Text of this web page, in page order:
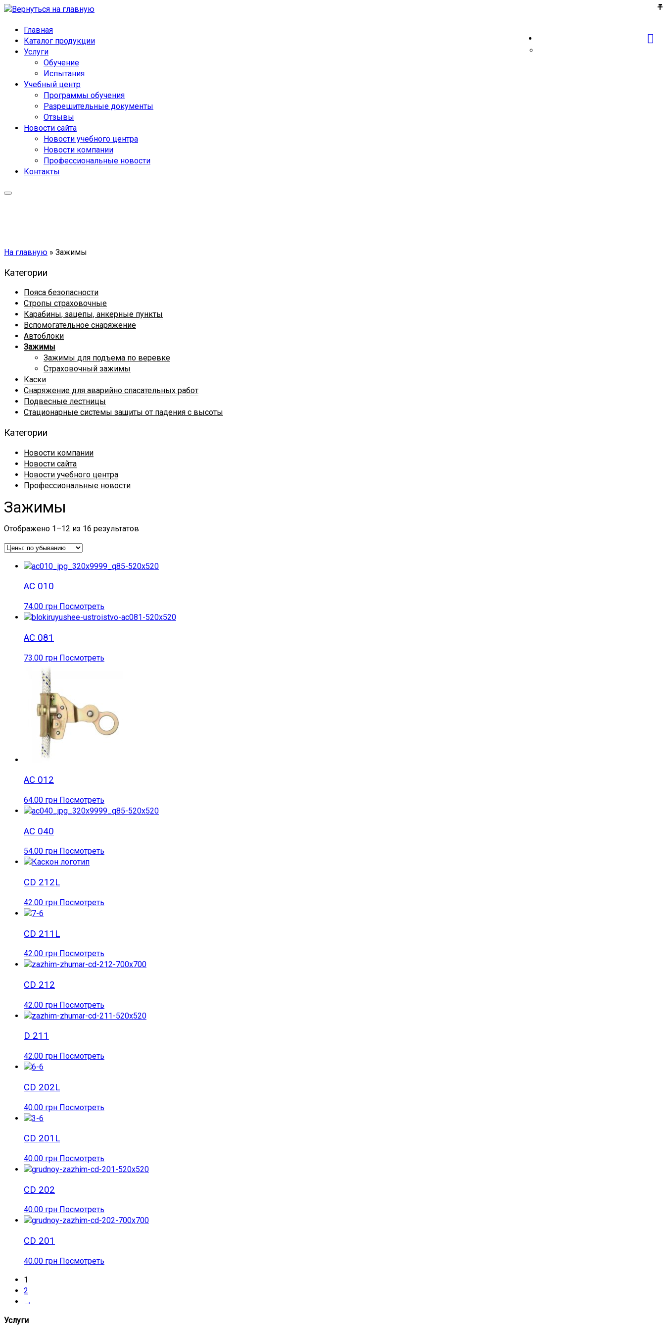
Главная
Каталог продукции
Услуги
Обучение
Испытания
Учебный центр
Программы обучения
Разрешительные документы
Отзывы
Новости сайта
Новости учебного центра
Новости компании
Профессиональные новости
Контакты
На главную » Зажимы
Категории
Пояса безопасности
Стропы страховочные
Карабины, зацепы, анкерные пункты
Вспомогательное снаряжение
Автоблоки
Зажимы
Зажимы для подъема по веревке
Страховочный зажимы
Каски
Снаряжение для аварийно спасательных работ
Подвесные лестницы
Стационарные системы защиты от падения с высоты
Категории
Новости компании
Новости сайта
Новости учебного центра
Профессиональные новости
Зажимы
Отображено 1–12 из 16 результатов
AC 010
74.00 грн Посмотреть
AC 081
73.00 грн Посмотреть
AC 012
64.00 грн Посмотреть
AC 040
54.00 грн Посмотреть
CD 212L
42.00 грн Посмотреть
CD 211L
42.00 грн Посмотреть
CD 212
42.00 грн Посмотреть
D 211
42.00 грн Посмотреть
CD 202L
40.00 грн Посмотреть
CD 201L
40.00 грн Посмотреть
CD 202
40.00 грн Посмотреть
CD 201
40.00 грн Посмотреть
1
2
→
Услуги